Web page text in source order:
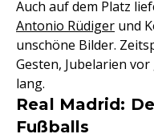
Auch auf dem Platz
Antonio Rüdiger und
unschöne Bilder.
Gesten, Jubelarien
lang.
Real Madrid:
Fußballs